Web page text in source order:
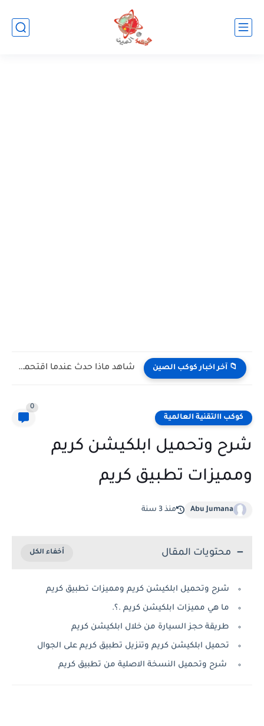
📁 آخر اخبار كوكب الصين شاهد كيف يتغلب النمس على الكوبرا في مواجهة تعتمد على...
كوكب االتقنية العالمية
0
شرح وتحميل ابلكيشن كريم
ومميزات تطبيق كريم
Abu Jumana منذ 3 سنة
محتويات المقال
شرح وتحميل ابلكيشن كريم ومميزات تطبيق كريم
ما هي مميزات ابلكيشن كريم .؟.
طريقة حجز السيارة من خلال ابلكيشن كريم
تحميل ابلكيشن كريم وتنزيل تطبيق كريم على الجوال
شرح وتحميل النسخة الاصلية من تطبيق كريم